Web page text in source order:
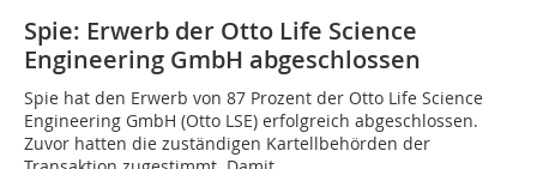
Spie: Erwerb der Otto Life Science
Engineering GmbH abgeschlossen
Spie hat den Erwerb von 87 Prozent der Otto Life Science
Engineering GmbH (Otto LSE) erfolgreich abgeschlossen.
Zuvor hatten die zuständigen Kartellbehörden der